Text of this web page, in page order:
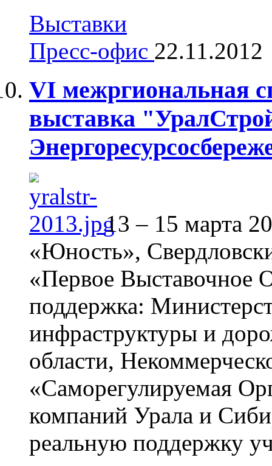
Выставки
Пресс-офис 22.11.2012
VI межргиональная
выставка
13 – 15 марта
«Юность»,
«Первое Выставочное
поддержка:
инфраструктуры и
области,
«Саморегулируемая
компаний Урала и
реальную поддержку